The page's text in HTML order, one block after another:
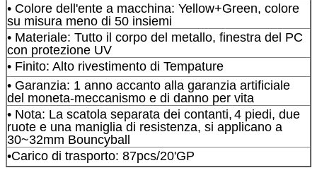
• Colore dell'ente a macchina: Yellow+Green, colore
su misura meno di 50 insiemi
• Materiale: Tutto il corpo del metallo, finestra del PC
con protezione UV
• Finito: Alto rivestimento di Tempature
• Garanzia: 1 anno accanto alla garanzia artificiale
del moneta-meccanismo e di danno per vita
• Nota: La scatola separata dei contanti, 4 piedi, due
ruote e una maniglia di resistenza, si applicano a
30~32mm Bouncyball
•Carico di trasporto: 87pcs/20'GP